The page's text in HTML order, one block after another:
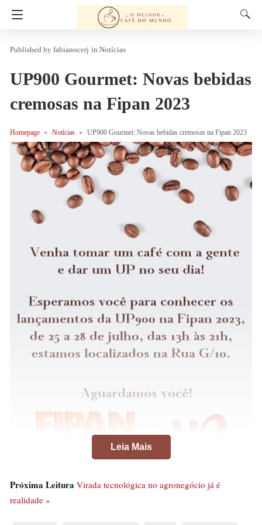
fabianocerj in Notícias
UP900 Gourmet: Novas bebidas
cremosas na Fipan 2023
Homepage Notícias UP900 Gourmet: Novas bebidas cremosas na Fipan 2023
Leia Mais
Próxima Leitura Virada tecnológica no agronegócio já é
realidade »